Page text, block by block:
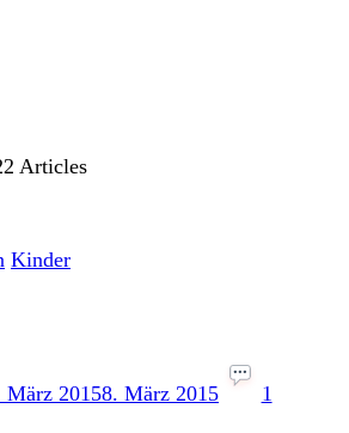
Articles
Kinder
März 20158. März 2015
1